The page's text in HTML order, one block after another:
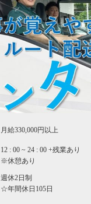
月給330,000円以上
12 : 00 ~ 24 : 00 +残業あり
※休憩あり
週休2日制
☆年間休日105日